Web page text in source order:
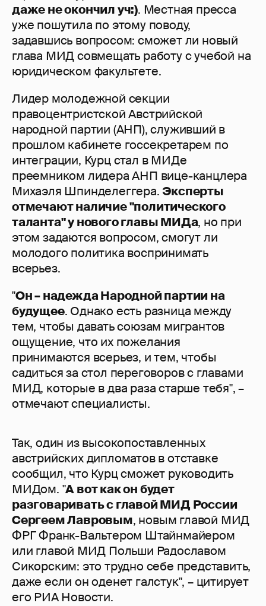
даже не окончил уч:). Местная пресса
уже пошутила по этому поводу,
задавшись вопросом: сможет ли новый
глава МИД совмещать работу с учебой на
юридическом факультете.
Лидер молодежной секции
правоцентристской Австрийской
народной партии (АНП), служивший в
прошлом кабинете госсекретарем по
интеграции, Курц стал в МИДе
преемником лидера АНП вице-канцлера
Михаэля Шпинделеггера. Эксперты
отмечают наличие "политического
таланта" у нового главы МИДа, но при
этом задаются вопросом, смогут ли
молодого политика воспринимать
всерьез.
"Он – надежда Народной партии на
будущее. Однако есть разница между
тем, чтобы давать союзам мигрантов
ощущение, что их пожелания
принимаются всерьез, и тем, чтобы
садиться за стол переговоров с главами
МИД, которые в два раза старше тебя", –
отмечают специалисты.
Так, один из высокопоставленных
австрийских дипломатов в отставке
сообщил, что Курц сможет руководить
МИДом. "А вот как он будет
разговаривать с главой МИД России
Сергеем Лавровым, новым главой МИД
ФРГ Франк-Вальтером Штайнмайером
или главой МИД Польши Радославом
Сикорским: это трудно себе представить,
даже если он оденет галстук", – цитирует
его РИА Новости.